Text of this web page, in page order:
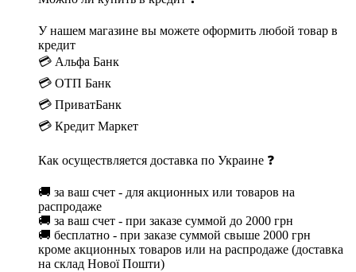
У нашем магазине вы можете оформить любой товар в
кредит
💳 Альфа Банк
💳 ОТП Банк
💳 ПриватБанк
💳 Кредит Маркет
Как осуществляется доставка по Украине ❓
🚚 за ваш счет - для акционных или товаров на
распродаже
🚚 за ваш счет - при заказе суммой до 2000 грн
🚚 бесплатно - при заказе суммой свыше 2000 грн
кроме акционных товаров или на распродаже (доставка
на склад Нової Пошти)